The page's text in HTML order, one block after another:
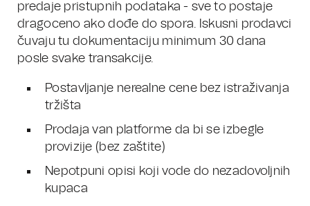
predaje pristupnih podataka - sve to postaje
dragoceno ako dođe do spora. Iskusni prodavci
čuvaju tu dokumentaciju minimum 30 dana
posle svake transakcije.
Postavljanje nerealne cene bez istraživanja
tržišta
Prodaja van platforme da bi se izbegle
provizije (bez zaštite)
Nepotpuni opisi koji vode do nezadovoljnih
kupaca